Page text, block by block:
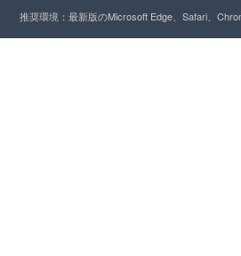
推奨環境：最新版のMicrosoft Edge、Safari、